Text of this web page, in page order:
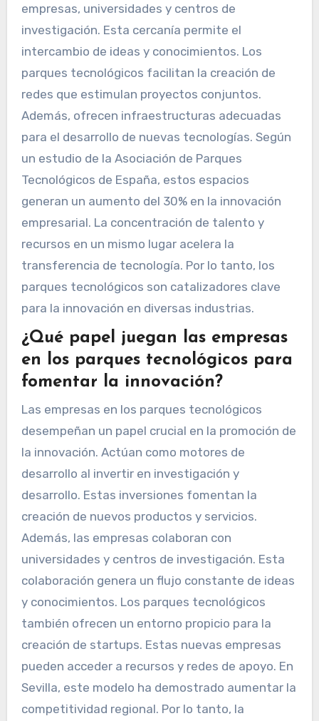
empresas, universidades y centros de
investigación. Esta cercanía permite el
intercambio de ideas y conocimientos. Los
parques tecnológicos facilitan la creación de
redes que estimulan proyectos conjuntos.
Además, ofrecen infraestructuras adecuadas
para el desarrollo de nuevas tecnologías. Según
un estudio de la Asociación de Parques
Tecnológicos de España, estos espacios
generan un aumento del 30% en la innovación
empresarial. La concentración de talento y
recursos en un mismo lugar acelera la
transferencia de tecnología. Por lo tanto, los
parques tecnológicos son catalizadores clave
para la innovación en diversas industrias.
¿Qué papel juegan las empresas
en los parques tecnológicos para
fomentar la innovación?
Las empresas en los parques tecnológicos
desempeñan un papel crucial en la promoción de
la innovación. Actúan como motores de
desarrollo al invertir en investigación y
desarrollo. Estas inversiones fomentan la
creación de nuevos productos y servicios.
Además, las empresas colaboran con
universidades y centros de investigación. Esta
colaboración genera un flujo constante de ideas
y conocimientos. Los parques tecnológicos
también ofrecen un entorno propicio para la
creación de startups. Estas nuevas empresas
pueden acceder a recursos y redes de apoyo. En
Sevilla, este modelo ha demostrado aumentar la
competitividad regional. Por lo tanto, la